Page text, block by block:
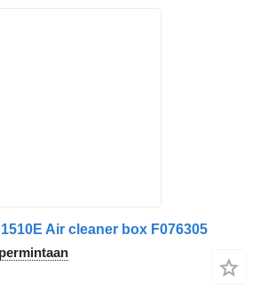
Air cleaner box F076305